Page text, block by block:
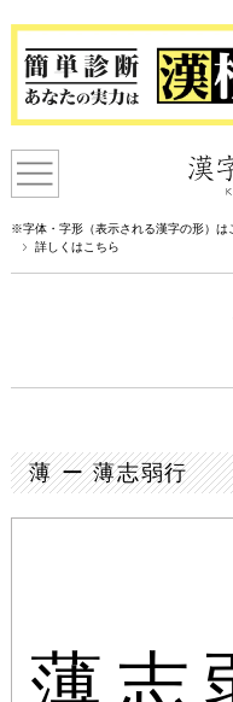
※字体・字形（表示される漢字の形）は
詳しくはこちら
薄 ー 薄志弱行
薄志